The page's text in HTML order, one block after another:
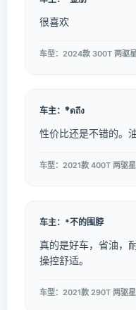
很喜欢
车型：2024款 300T 两驱
车主：*ิดถึง
性价比还是不错的。
车型：2021款 400T 两驱
车主：*不的围脖
真的是好车，省油，
操控舒适。
车型：2021款 290T 两驱